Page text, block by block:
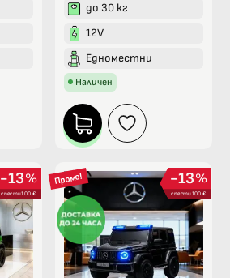
до 30 кг
12V
Едноместни
Наличен
%
13
спести 100 €
Промо! %
13
спести 100 €